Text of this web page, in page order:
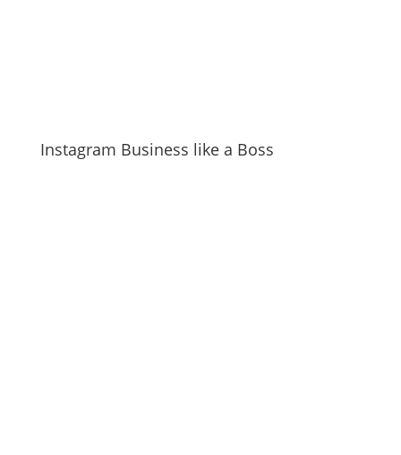
Instagram Business like a Boss